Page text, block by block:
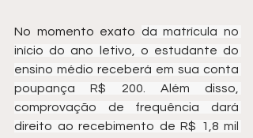
No momento exato da matrícula no
início do ano letivo, o estudante do
ensino médio receberá em sua conta
poupança R$ 200. Além disso,
comprovação de frequência dará
direito ao recebimento de R$ 1,8 mil